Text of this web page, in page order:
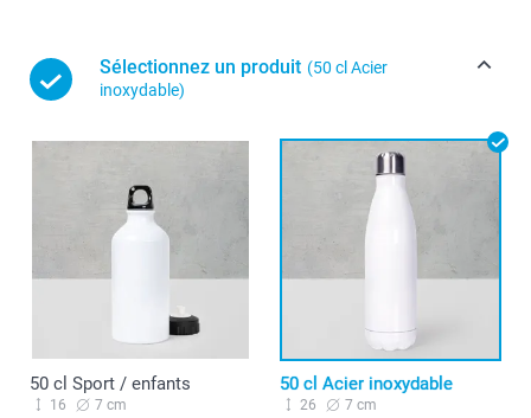
Sélectionnez un produit (50 cl Acier
inoxydable)
50 cl Sport / enfants
16 7 cm
50 cl Acier inoxydable
26 7 cm